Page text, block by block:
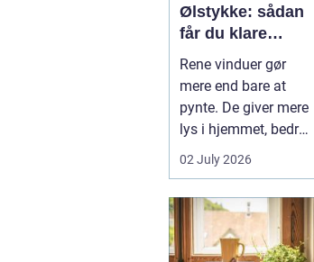
Ølstykke: sådan
får du klare
ruder året rundt
Rene vinduer gør
mere end bare at
pynte. De giver mere
lys i hjemmet, bedre
udsigt og et p&ae...
02 July 2026